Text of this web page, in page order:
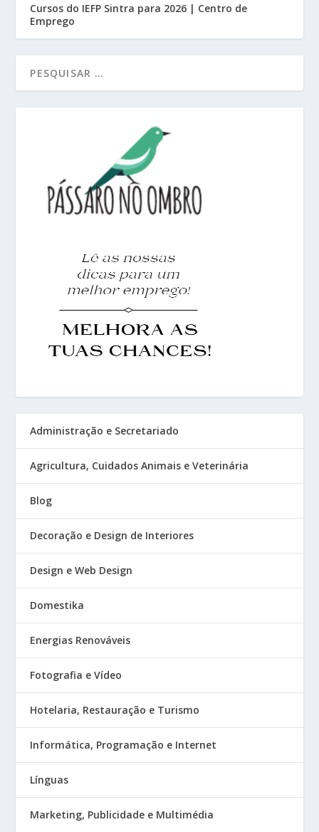
Cursos do IEFP Sintra para 2026 | Centro de
Emprego
Administração e Secretariado
Agricultura, Cuidados Animais e Veterinária
Blog
Decoração e Design de Interiores
Design e Web Design
Domestika
Energias Renováveis
Fotografia e Vídeo
Hotelaria, Restauração e Turismo
Informática, Programação e Internet
Línguas
Marketing, Publicidade e Multimédia